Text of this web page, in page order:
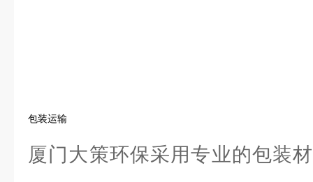
包装运输
厦门大策环保采用专业的包装